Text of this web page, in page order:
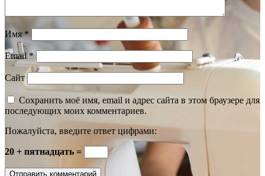
Имя*
Email*
Сайт
Сохранить моё имя, email и адрес сайта в этом браузере для
последующих моих комментариев.
Пожалуйста, введите ответ цифрами:
20 + пятнадцать =